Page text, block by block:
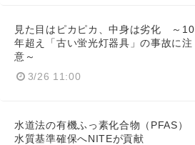
見た目はピカピカ、中身は劣化 ～10
年超え「古い蛍光灯器具」の事故に注
意～
3/26 11:00
水道法の有機ふっ素化合物（PFAS）
水質基準確保へNITEが貢献